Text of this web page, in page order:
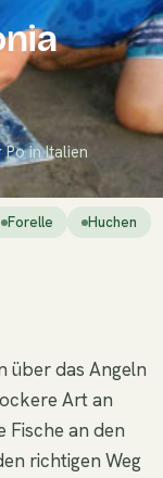
in Italien
Forelle
Huchen
über das Angeln
Art an
Fische an den
richtigen Weg